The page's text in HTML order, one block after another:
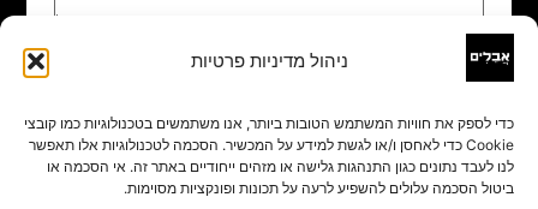
ניהול מדיניות פרטיות
כדי לספק את חוויות המשתמש הטובות ביותר, אנו משתמשים בטכנולוגיות כמו קובצי
Cookie כדי לאחסן ו/או לגשת למידע על המכשיר. הסכמה לטכנולוגיות אלו תאפשר
לנו לעבד נתונים כגון התנהגות גלישה או מזהים ייחודיים באתר זה. אי הסכמה או
ביטול הסכמה עלולים להשפיע לרעה על תכונות ופונקציות מסוימות.
שם
אימייל*